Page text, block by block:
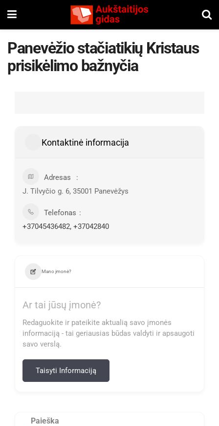
Panevėžio stačiatikių Kristaus
prisikėlimo bažnyčia
Kontaktinė informacija
Adresas
J. Tilvyčio g. 6, 35001 Panevėžys
Telefonas
+37045436482, +37042840
Mano įmonė?
Ar tai jūsų įmonė?
Redaguokite ir pateikite aktualią savo įmonės
informaciją - tai geriausias būdas valdyti ir apsaugoti
savo verslą.
Taisyti Informaciją
Paieška